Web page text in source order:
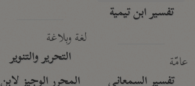
تفسير ابن تيمية
عامّة
لغة وبلاغة
التحرير والتنوير